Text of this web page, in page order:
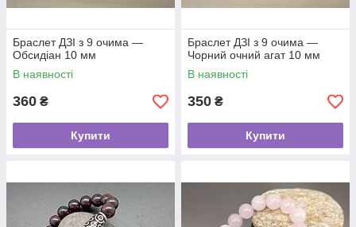
Браслет ДЗІ з 9 очима —
Обсидіан 10 мм
В наявності
360 ₴
Купити
Браслет ДЗІ з 9 очима —
Чорний очний агат 10 мм
В наявності
350 ₴
Купити